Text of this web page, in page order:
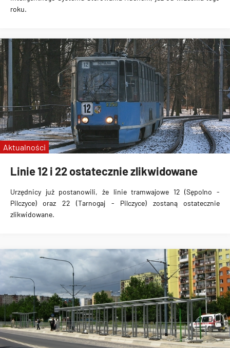
roku.
Linie 12 i 22 ostatecznie zlikwidowane
Urzędnicy już postanowili, że linie tramwajowe 12 (Sępolno -
Pilczyce) oraz 22 (Tarnogaj - Pilczyce) zostaną ostatecznie
zlikwidowane.
Aktualności